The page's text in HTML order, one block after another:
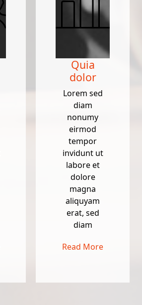
Quia
dolor
Lorem sed
diam
nonumy
eirmod
tempor
invidunt ut
labore et
dolore
magna
aliquyam
erat, sed
diam
Read More